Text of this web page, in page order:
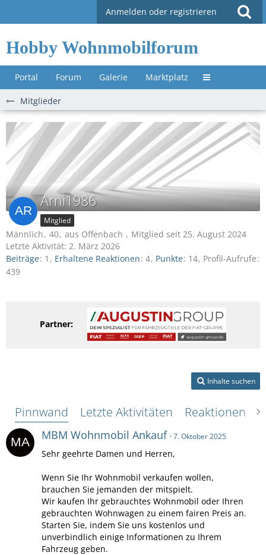
Anmelden oder registrieren
Hobby Wohnmobilforum
Portal Forum Galerie Marktplatz Untermenü »
Mitglieder
Arni1986
Mitglied
Männlich 40 aus Offenbach
Mitglied seit 25. August 2024
Letzte Aktivität: 2. März 2026
Beiträge 1 Erhaltene Reaktionen 4 Punkte 14 Profil-Aufrufe
439
Partner:
Inhalte suchen
Pinnwand Letzte Aktivitäten Reaktionen
MBM Wohnmobil Ankauf 7. Oktober 2025
Sehr geehrte Damen und Herren,
Wenn Sie Ihr Wohnmobil verkaufen wollen,
brauchen Sie jemanden der mitspielt.
Wir kaufen Ihr gebrauchtes Wohnmobil oder Ihren
gebrauchten Wohnwagen zu einem fairen Preis an.
Starten Sie, indem Sie uns kostenlos und
unverbindlich einige Informationen zu Ihrem
Fahrzeug geben.